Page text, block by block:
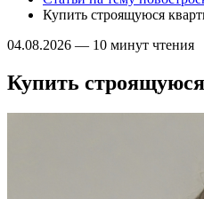
Купить строящуюся
04.08.2026 — 10 минут чтения
Купить